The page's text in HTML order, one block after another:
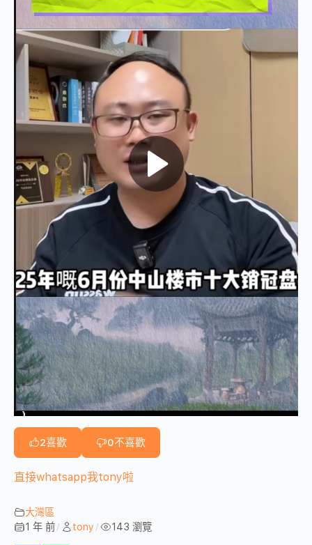
2喜歡 0不喜歡
直接whatsapp我tony啦
大灣區
1 年 前 / tony / 143 瀏覽